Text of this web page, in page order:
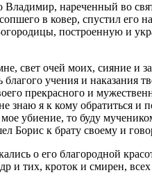
Владимир, нареченный во
в ковер, спустил его
построенную и
свет очей моих, сияние и
учения и наказания
прекрасного и
я к кому обратиться и
убиение, то буду
к брату своему и
о его благородной
и тих, кроток и смирен,